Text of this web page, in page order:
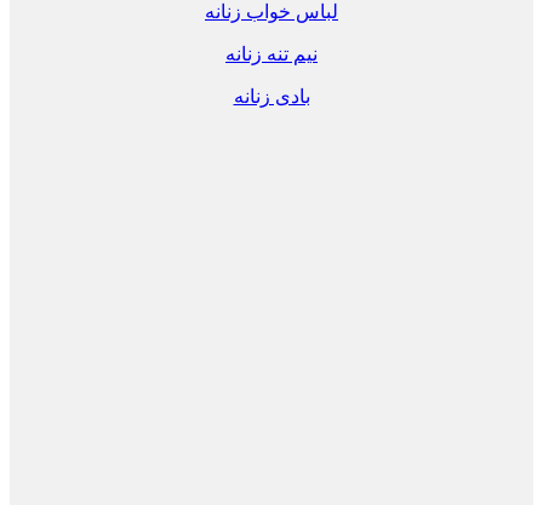
لباس خواب زنانه
نیم تنه زنانه
بادی زنانه